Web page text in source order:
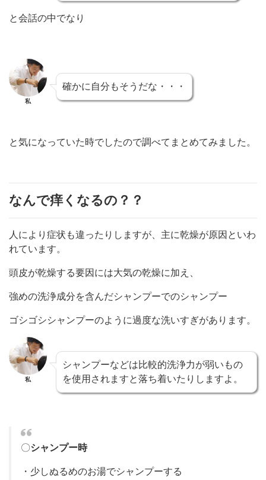
と会話の中でなり
私
確かに自分もそうだな・・・
と気になっていた時でしたので調べてまとめてみました。
なんで痒くなるの？？
人により症状も違ったりしますが、主に乾燥が原因といわ
れています。
頭皮が乾燥する要因には大気の乾燥に加え、
強めの洗浄成分を含んだシャンプーでのシャンプー
ゴシゴシシャンプーのように過度な洗いすぎがあります。
私
シャンプーなどは比較的洗浄力が弱いもの
を使用されますと落ち着いたりしますよ。
〇シャンプー時
・少しぬるめのお湯でシャンプーする